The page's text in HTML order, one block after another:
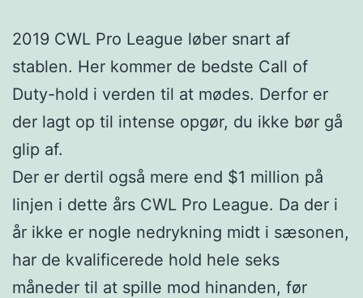
2019 CWL Pro League løber snart af
stablen. Her kommer de bedste Call of
Duty-hold i verden til at mødes. Derfor er
der lagt op til intense opgør, du ikke bør gå
glip af.
Der er dertil også mere end $1 million på
linjen i dette års CWL Pro League. Da der i
år ikke er nogle nedrykning midt i sæsonen,
har de kvalificerede hold hele seks
måneder til at spille mod hinanden, før